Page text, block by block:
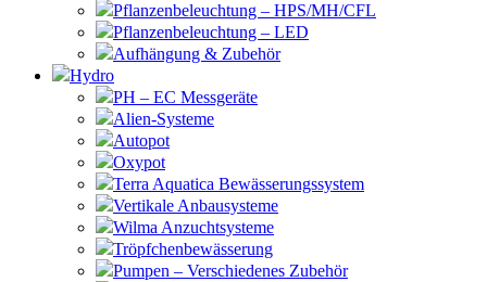
Pflanzenbeleuchtung – HPS/MH/CFL
Pflanzenbeleuchtung – LED
Aufhängung & Zubehör
Hydro
PH – EC Messgeräte
Alien-Systeme
Autopot
Oxypot
Terra Aquatica Bewässerungssystem
Vertikale Anbausysteme
Wilma Anzuchtsysteme
Tröpfchenbewässerung
Pumpen – Verschiedenes Zubehör